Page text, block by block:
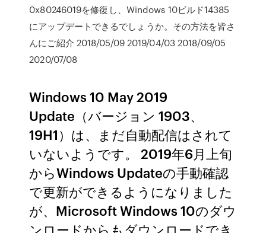
0x80246019を修復し、Windows 10ビルド14385
にアップデートできるでしょうか。その方法を皆さ
んにご紹介 2018/05/09 2019/04/03 2018/09/05
2020/07/08
Windows 10 May 2019
Update（バージョン 1903、
19H1）は、まだ自動配信はされて
いないようです。 2019年6月上旬
からWindows Updateの手動確認
で更新ができるようになりました
が、Microsoft Windows 10のダウ
ンロードからもダウンロードでき